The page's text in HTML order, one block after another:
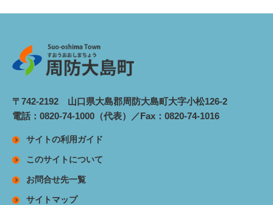
〒742-2192 山口県大島郡周防大島町大字小松126-2
電話：0820-74-1000（代表）／Fax：0820-74-1016
サイトの利用ガイド
このサイトについて
お問合せ先一覧
サイトマップ